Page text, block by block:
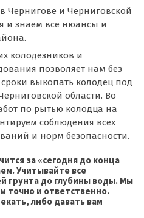
Чернигове и Черниговской
и знаем все нюансы и
колодезников и
позволяет нам без
выкопать колодец под
области. Во
по рытью колодца на
соблюдения всех
и норм безопасности.
за «сегодня до конца
Учитывайте все
грунта до глубины воды. Мы
точно и ответственно.
либо давать вам